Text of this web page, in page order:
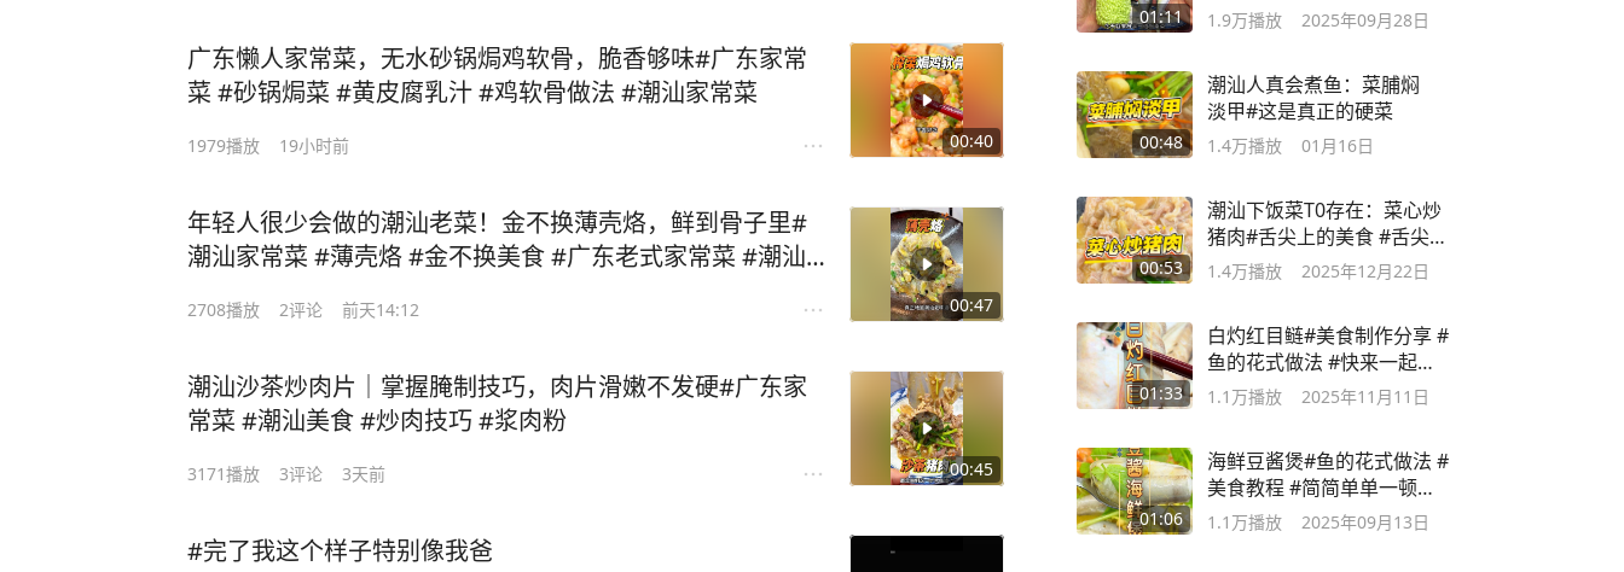
00:40
广东懒人家常菜，无水砂锅焗鸡软骨，脆香够味#广东家常
菜 #砂锅焗菜 #黄皮腐乳汁 #鸡软骨做法 #潮汕家常菜
1979播放 19小时前
00:47
年轻人很少会做的潮汕老菜！金不换薄壳烙，鲜到骨子里#
潮汕家常菜 #薄壳烙 #金不换美食 #广东老式家常菜 #潮汕
2708播放 2评论 前天14:12
00:45
潮汕沙茶炒肉片｜掌握腌制技巧，肉片滑嫩不发硬#广东家
常菜 #潮汕美食 #炒肉技巧 #浆肉粉
3171播放 3评论 3天前
#完了我这个样子特别像我爸
01:11 1.9万播放 2025年09月28日
00:48
潮汕人真会煮鱼：菜脯焖
淡甲#这是真正的硬菜
1.4万播放 01月16日
00:53
潮汕下饭菜T0存在：菜心炒
猪肉#舌尖上的美食 #舌尖上
的美食盛宴
1.4万播放 2025年12月22日
01:33
白灼红目鲢#美食制作分享 #
鱼的花式做法 #快来一起尝
个鲜
1.1万播放 2025年11月11日
01:06
海鲜豆酱煲#鱼的花式做法 #
美食教程 #简简单单一顿家
常便饭
1.1万播放 2025年09月13日